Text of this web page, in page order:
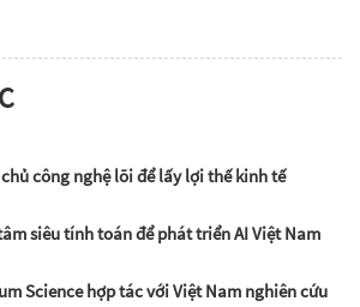
công nghệ lõi để lấy lợi thế kinh tế
siêu tính toán để phát triển AI Việt Nam
Science hợp tác với Việt Nam nghiên cứu